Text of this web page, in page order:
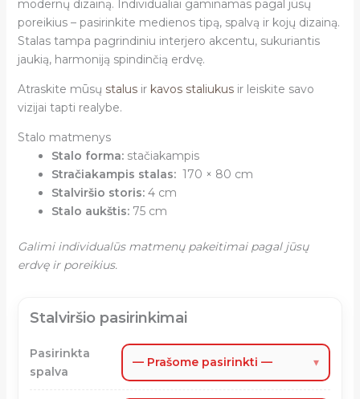
modernų dizainą. Individualiai gaminamas pagal jūsų
poreikius – pasirinkite medienos tipą, spalvą ir kojų dizainą.
Stalas tampa pagrindiniu interjero akcentu, sukuriantis
jaukią, harmoniją spindinčią erdvę.
Atraskite mūsų stalusir kavos staliukusir leiskite savo
vizijai tapti realybe.
Stalo matmenys
Stalo forma:stačiakampis
Stračiakampis stalas:170 × 80 cm
Stalviršio storis:4 cm
Stalo aukštis:75 cm
Galimi individualūs matmenų pakeitimai pagal jūsų
erdvę ir poreikius.
Stalviršio pasirinkimai
Pasirinkta
spalva
— Prašome pasirinkti — ▾